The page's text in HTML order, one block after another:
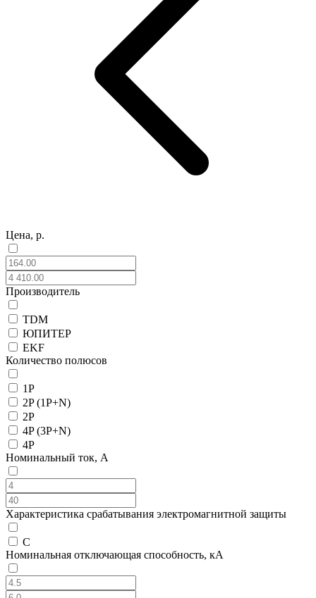
Цена, р.
Производитель
TDM
ЮПИТЕР
EKF
Количество полюсов
1P
2P (1P+N)
2P
4P (3P+N)
4P
Номинальный ток, А
Характеристика срабатывания электромагнитной защиты
C
Номинальная отключающая способность, кА